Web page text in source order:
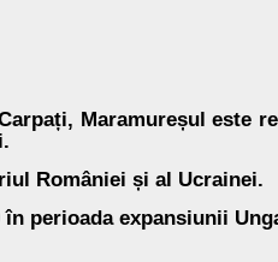
Maramureșul este
României și al Ucrainei.
perioada expansiunii